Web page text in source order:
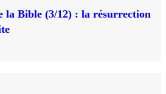
la Bible (3/12) : la résurrection